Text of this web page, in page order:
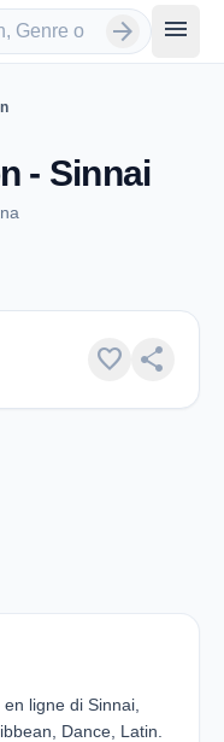
arrow_forward menu
- Sinnai
favorite share
ligne di Sinnai,
Dance, Latin.